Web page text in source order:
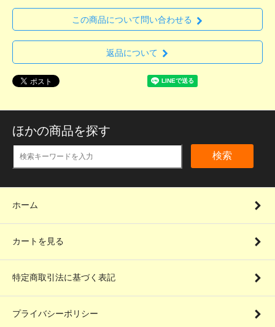
この商品について問い合わせる
返品について
ほかの商品を探す
検索
ホーム
カートを見る
特定商取引法に基づく表記
プライバシーポリシー